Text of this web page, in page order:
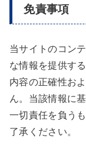
免責事項
当サイトのコン
な情報を提供す
内容の正確性お
ん。当該情報に
一切責任を負う
了承ください。